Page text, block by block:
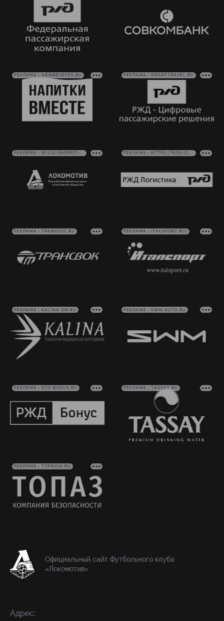
РЕКЛАМА • ABINBEVEFES.RU РЕКЛАМА • SMARTTRAVEL.RU
РЕКЛАМА • RFSOLOKOMOTIV.RU РЕКЛАМА • HTTPS://RZDLOG.RU/
РЕКЛАМА • TRANSVOC.RU РЕКЛАМА • ITALSPORT.RU/
РЕКЛАМА • KALINA-SM.RU РЕКЛАМА • SWM-AUTO.RU
РЕКЛАМА • RZD-BONUS.RU РЕКЛАМА • TASSAY.RU
РЕКЛАМА • TOPAZ24.RU
Официальный сайт Футбольного клуба
«Локомотив»
Адрес: